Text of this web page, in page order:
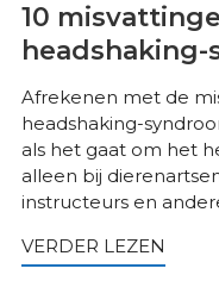
10
Afrekenen met de
headshaking-
als het gaat om het
alleen bij
instructeurs en
VERDER LEZEN